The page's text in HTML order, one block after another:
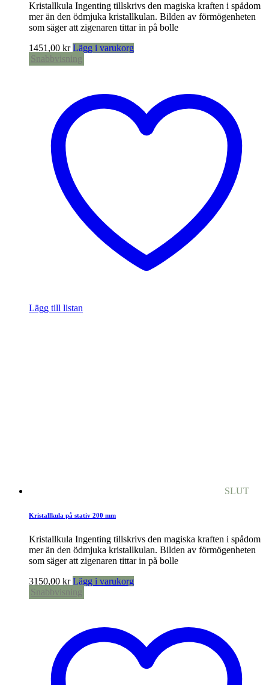
Kristallkula Ingenting tillskrivs den magiska kraften i spådom
mer än den ödmjuka kristallkulan. Bilden av förmögenheten
som säger att zigenaren tittar in på bolle
1451,00 kr Lägg i varukorg
Snabbvisning
Lägg till listan
SLUT
Kristallkula på stativ 200 mm
Kristallkula Ingenting tillskrivs den magiska kraften i spådom
mer än den ödmjuka kristallkulan. Bilden av förmögenheten
som säger att zigenaren tittar in på bolle
3150,00 kr Lägg i varukorg
Snabbvisning